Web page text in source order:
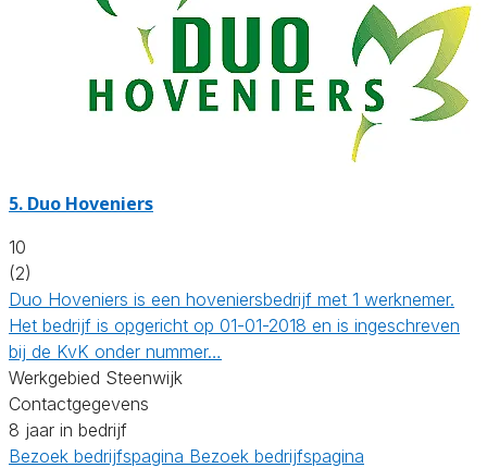
5. Duo Hoveniers
10
(2)
Duo Hoveniers is een hoveniersbedrijf met 1 werknemer.
Het bedrijf is opgericht op 01-01-2018 en is ingeschreven
bij de KvK onder nummer…
Werkgebied Steenwijk
Contactgegevens
8 jaar in bedrijf
Bezoek bedrijfspagina Bezoek bedrijfspagina